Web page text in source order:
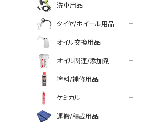
洗車用品
タイヤ/ホイール用品
オイル交換用品
オイル関連/添加剤
塗料/補修用品
ケミカル
運搬/積載用品